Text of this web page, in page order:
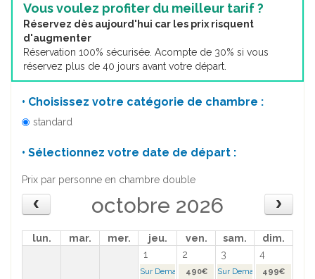
Vous voulez profiter du meilleur tarif ?
Réservez dès aujourd'hui car les prix risquent
d'augmenter
Réservation 100% sécurisée. Acompte de 30% si vous
réservez plus de 40 jours avant votre départ.
• Choisissez votre catégorie de chambre :
standard
• Sélectionnez votre date de départ :
Prix par personne en chambre double
octobre 2026
lun. mar. mer. jeu. ven. sam.
dim.
1
2 3 4
Sur Demande >490€ Sur Demande >499€